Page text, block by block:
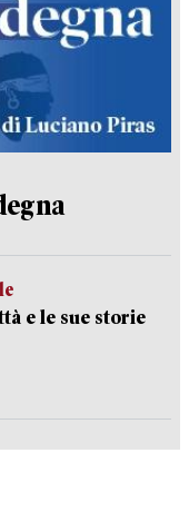
e le sue storie